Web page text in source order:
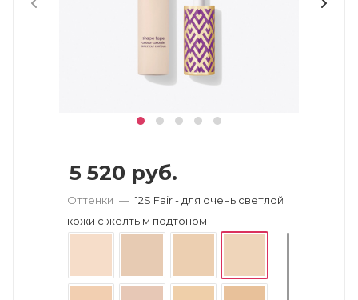
5 520 руб.
Оттенки — 12S Fair - для очень светлой
кожи с желтым подтоном